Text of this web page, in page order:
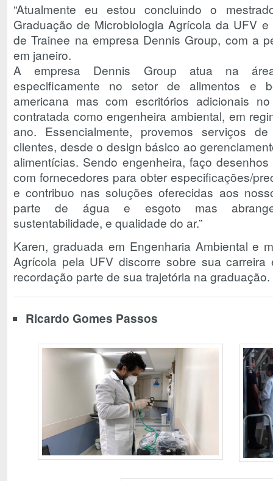
“Atualmente eu estou concluindo o
Graduação de Microbiologia Agrícola da UFV
de Trainee na empresa Dennis Group, com a
em janeiro.
A empresa Dennis Group atua na
especificamente no setor de alimentos e
americana mas com escritórios adicionais
contratada como engenheira ambiental, em
ano. Essencialmente, provemos serviços
clientes, desde o design básico ao
alimentícias. Sendo engenheira, faço
com fornecedores para obter especificações/
e contribuo nas soluções oferecidas aos
parte de água e esgoto mas
sustentabilidade, e qualidade do ar.”
Karen, graduada em Engenharia Ambiental e
Agrícola pela UFV discorre sobre sua
recordação parte de sua trajetória na graduação.
Ricardo Gomes Passos